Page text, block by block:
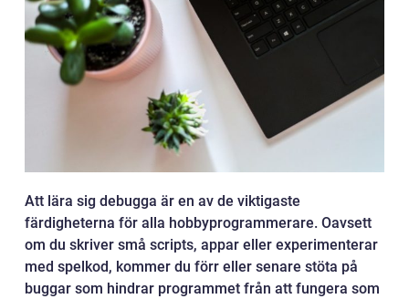
Att lära sig debugga är en av de viktigaste
färdigheterna för alla hobbyprogrammerare. Oavsett
om du skriver små scripts, appar eller experimenterar
med spelkod, kommer du förr eller senare stöta på
buggar som hindrar programmet från att fungera som